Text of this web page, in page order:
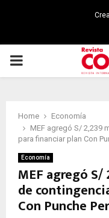
PRIMARY
Home
Economía
MEF agregó S/ 2,239
para financiar plan Con
Economía
MEF agregó
de
Con Punche